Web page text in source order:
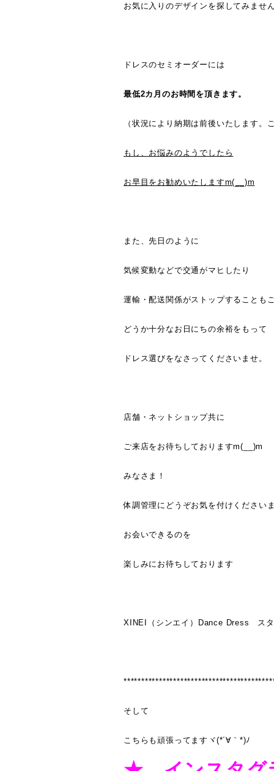
お気に入りのデザインを探してみませ
ドレスのセミオーダーには
最低2カ月のお時間を頂きます。
（状況により納期は前後いたします。
もし、お悩みのようでしたら
お早目をお勧めいたしますm(__)m
また、先日のように
気候変動などで交通がマヒしたり
運輸・配送関係がストップすることも
どうか十分なお日にちの余裕をもって
ドレス選びをなさってくださいませ。
店舗・ネットショップ共に
ご来店をお待ちしておりますm(__)m
みなさま！
体調管理にどうぞお気を付けくださいま
お会いできるのを
楽しみにお待ちしております
XINEI（シンエイ）Dance Dress スタ
そして
こちらも頑張ってますヾ(*´∀｀*)ﾉ